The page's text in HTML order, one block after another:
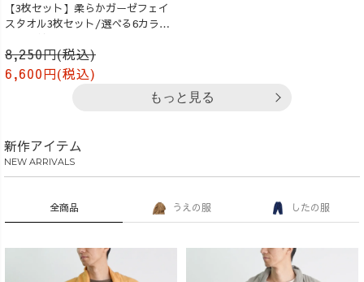
【3枚セット】柔らかガーゼフェイ
スタオル3枚セット/選べる6カラー/
知多木綿
8,250円(税込)
6,600円(税込)
もっと見る
新作アイテム
NEW ARRIVALS
全商品 うえの服 したの服